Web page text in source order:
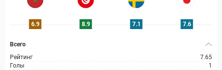
6.9 8.9 7.1 7.6
Всего
Рейтинг
7.65
Голы
1